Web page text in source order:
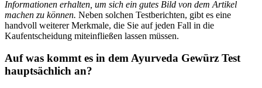
Informationen erhalten, um sich ein gutes Bild von dem Artikel
machen zu können. Neben solchen Testberichten, gibt es eine
handvoll weiterer Merkmale, die Sie auf jeden Fall in die
Kaufentscheidung miteinfließen lassen müssen.
Auf was kommt es in dem Ayurveda Gewürz Test
hauptsächlich an?